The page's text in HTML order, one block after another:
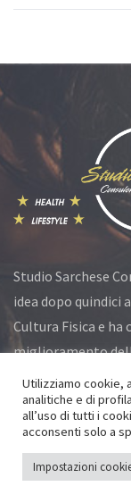
Studio Sarchese
idea dopo quindici
Cultura Fisica e
miglioramento
© Studio
Privacy Policy|
Utilizziamo cookie,
analitiche e di
all’uso di tutti i
acconsenti solo a
Impostazioni